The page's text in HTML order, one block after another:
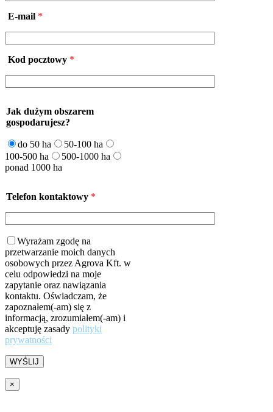
E-mail *
Kod pocztowy *
Jak dużym obszarem
gospodarujesz?
do 50 ha
50-100 ha
100-500 ha
500-1000 ha
ponad 1000 ha
Telefon kontaktowy *
Wyrażam zgodę na
przetwarzanie moich danych
osobowych przez Agrova Kft. w
celu odpowiedzi na moje
zapytanie oraz nawiązania
kontaktu. Oświadczam, że
zapoznałem(-am) się z
informacją, zrozumiałem(-am) i
akceptuję zasady polityki
prywatności
×